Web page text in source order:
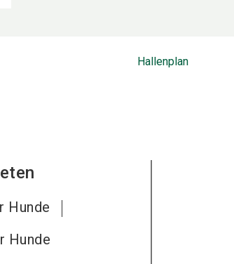
Hallenplan
Hunde
Hunde